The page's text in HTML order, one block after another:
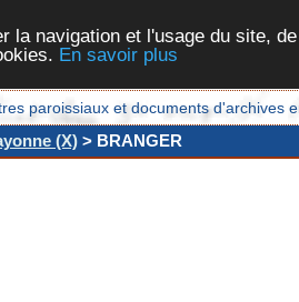
la navigation et l'usage du site,
En savoir plus
paroissiaux et documents d'archives
(X) > BRANGER